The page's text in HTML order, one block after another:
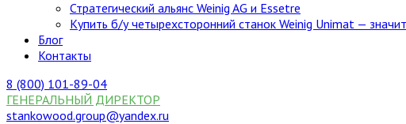
Стратегический альянс Weinig AG и Essetre
Купить б/у четырехсторонний станок Weinig Unimat —
Блог
Контакты
8 (800) 101-89-04
ГЕНЕРАЛЬНЫЙ ДИРЕКТОР
stankowood.group@yandex.ru